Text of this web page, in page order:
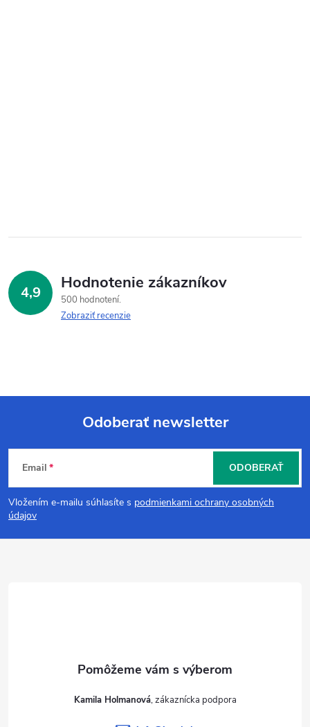
4,9 Hodnotenie zákazníkov
500 hodnotení
Zobraziť recenzie
Z
á
p
Odoberať newsletter
Email
Vložením e-mailu súhlasíte s podmienkami ochrany osobných
údajov
ODOBERAŤ
Kamila Holmanová